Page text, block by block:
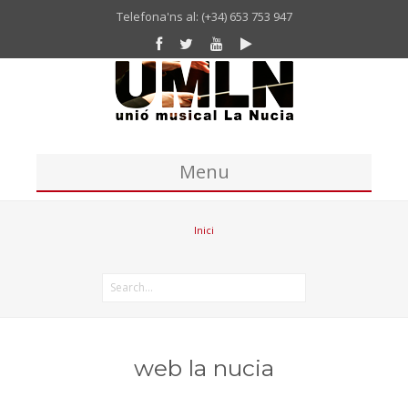
Telefona'ns al: (+34) 653 753 947
Menu
Missatge del president de la UM La Nucia
Inici
web la nucia